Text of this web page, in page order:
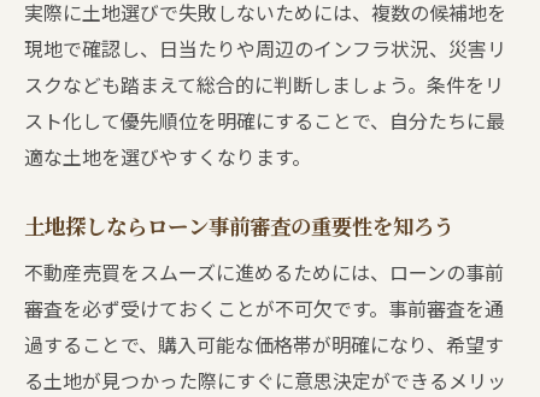
実際に土地選びで失敗しないためには、複数の候補地を
現地で確認し、日当たりや周辺のインフラ状況、災害リ
スクなども踏まえて総合的に判断しましょう。条件をリ
スト化して優先順位を明確にすることで、自分たちに最
適な土地を選びやすくなります。
土地探しならローン事前審査の重要性を知ろう
不動産売買をスムーズに進めるためには、ローンの事前
審査を必ず受けておくことが不可欠です。事前審査を通
過することで、購入可能な価格帯が明確になり、希望す
る土地が見つかった際にすぐに意思決定ができるメリッ